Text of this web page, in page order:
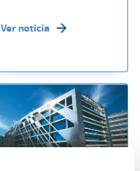
Ver noticia